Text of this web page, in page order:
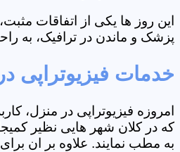
این روز ها یکی از اتفاقات
پزشک و ماندن در ترافیک، به
خدمات فیزیوتراپی
امروزه فیزیوتراپی در منزل،
که در کلان شهر هایی نظیر
به مطب نمایند. علاوه بر ان